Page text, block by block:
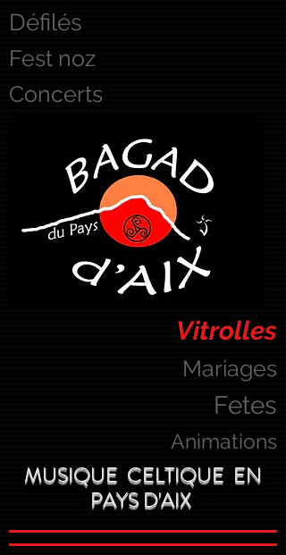
Défilés
Fest noz
Concerts
Vitrolles
Mariages
Fetes
Animations
MUSIQUE CELTIQUE EN
PAYS D'AIX